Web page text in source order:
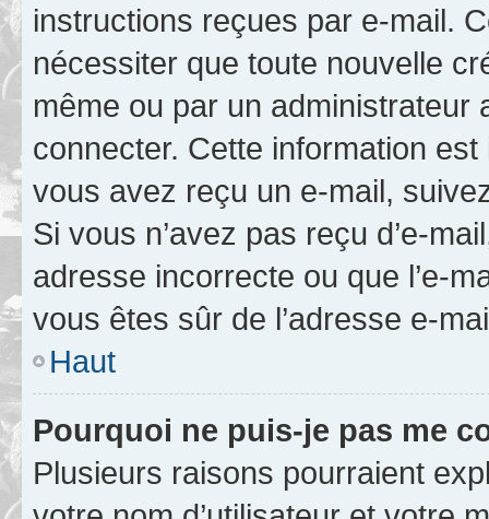
instructions reçues par e-mail.
nécessiter que toute nouvelle
même ou par un
connecter. Cette information
vous avez reçu un e-mail,
Si vous n’avez pas reçu d’e-
adresse incorrecte ou que l’e-
vous êtes sûr de l’adresse e-
Haut
Pourquoi ne puis-je pas me
Plusieurs raisons pourraient